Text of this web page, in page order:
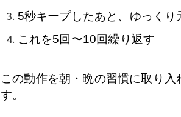
5秒キープしたあと、ゆっくり
これを5回〜10回繰り返す
この動作を朝・晩の習慣に取り
す。